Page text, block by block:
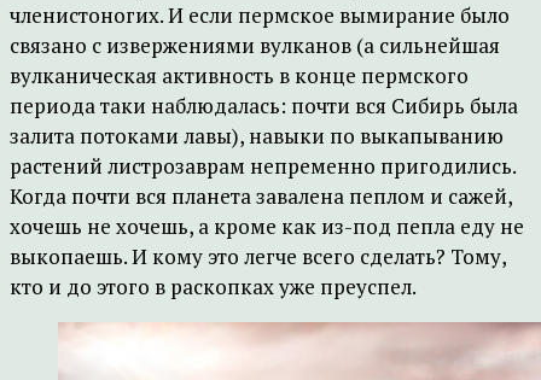
членистоногих. И если пермское вымирание было
связано с извержениями вулканов (а сильнейшая
вулканическая активность в конце пермского
периода таки наблюдалась: почти вся Сибирь была
залита потоками лавы), навыки по выкапыванию
растений листрозаврам непременно пригодились.
Когда почти вся планета завалена пеплом и сажей,
хочешь не хочешь, а кроме как из-под пепла еду не
выкопаешь. И кому это легче всего сделать? Тому,
кто и до этого в раскопках уже преуспел.